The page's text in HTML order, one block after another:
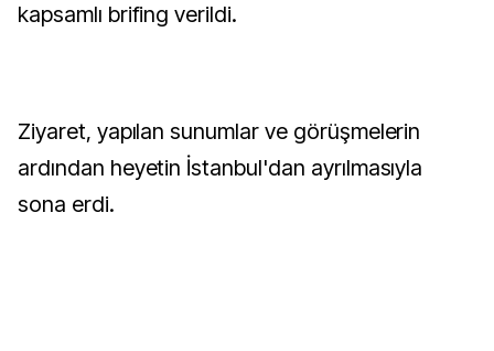
kapsamlı brifing verildi.
Ziyaret, yapılan sunumlar ve görüşmelerin
ardından heyetin İstanbul'dan ayrılmasıyla
sona erdi.